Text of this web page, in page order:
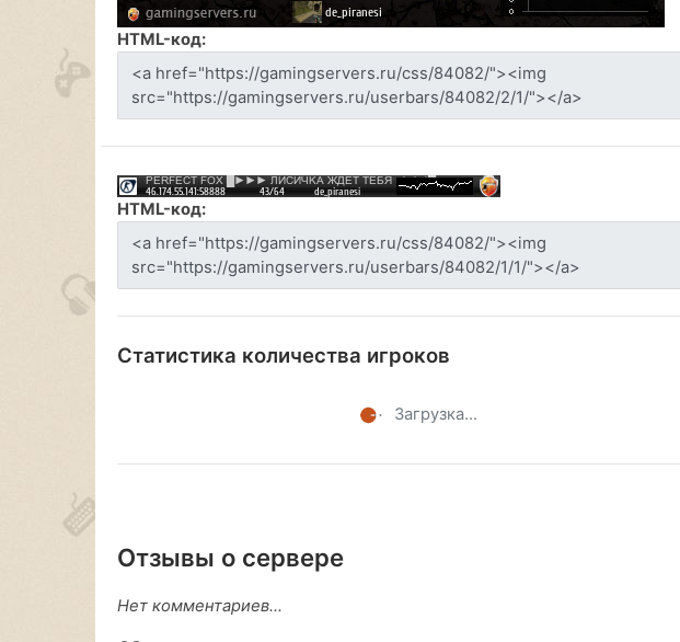
HTML-код:
HTML-код:
Статистика количества игроков
Загрузка...
Отзывы о сервере
Нет комментариев...